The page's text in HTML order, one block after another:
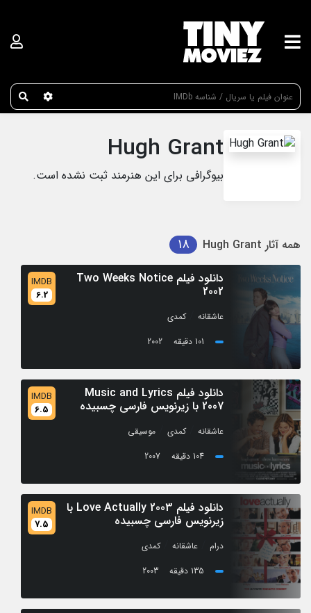
عنوان
Hugh Grant
بیوگرافی برای این هنرمند ثبت نشده است.
همه آثار Hugh Grant
18
دانلود فیلم Two Weeks Notice
2002
IMDB
6.2
عاشقانه /کمدی
101 دقیقه
2002
دانلود فیلم Music and Lyrics
2007 با زیرنویس فارسی چسبیده
IMDB
6.5
عاشقانه /کمدی
موسیقی
104 دقیقه
2007
دانلود فیلم Love Actually 2003 با
زیرنویس فارسی چسبیده
IMDB
7.5
درام عاشقانه /کمدی
135 دقیقه
2003